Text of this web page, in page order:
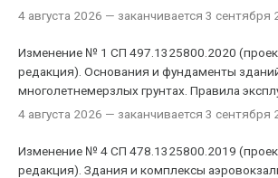
4 августа 2026 — заканчивается 3 сентября
Изменение № 1 СП 497.1325800.2020
редакция). Основания и фундаменты
многолетнемерзлых грунтах. Правила
4 августа 2026 — заканчивается 3 сентября
Изменение № 4 СП 478.1325800.2019
редакция). Здания и комплексы